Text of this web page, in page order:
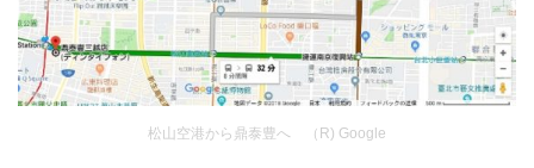
松山空港から鼎泰豊へ （R) Google